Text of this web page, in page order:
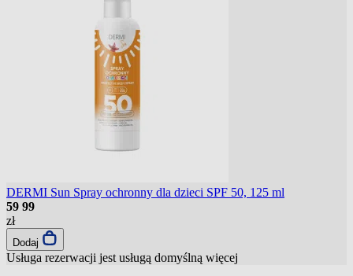
DERMI Sun Spray ochronny dla dzieci SPF 50, 125 ml
59 99
zł
Dodaj
Usługa rezerwacji jest usługą domyślną więcej